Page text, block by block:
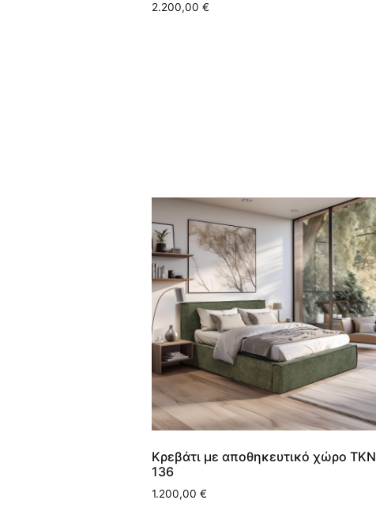
2.200,00 €
Κρεβάτι με αποθηκευτικό χώρο ΤΚΝ
136
1.200,00 €